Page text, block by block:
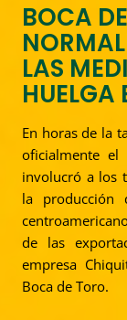
BOCA
LAS
HUELGA
En horas de la
oficialmente
involucró a los
la producción
de las
empresa
Boca de Toro.